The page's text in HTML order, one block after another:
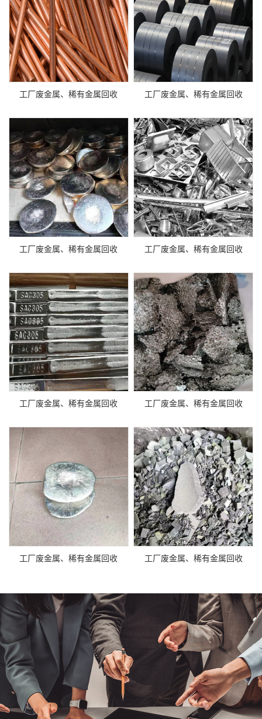
工厂废金属、稀有金属回收 工厂废金属、稀有金属回收
工厂废金属、稀有金属回收 工厂废金属、稀有金属回收
工厂废金属、稀有金属回收 工厂废金属、稀有金属回收
工厂废金属、稀有金属回收 工厂废金属、稀有金属回收